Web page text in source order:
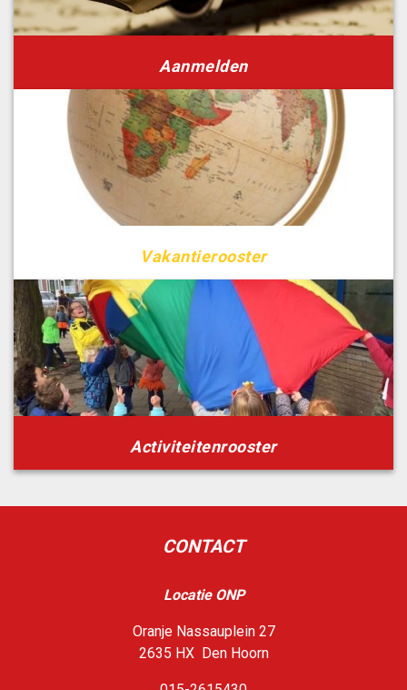
Aanmelden
Vakantierooster
Activiteitenrooster
CONTACT
Locatie ONP
Oranje Nassauplein 27
2635 HX Den Hoorn